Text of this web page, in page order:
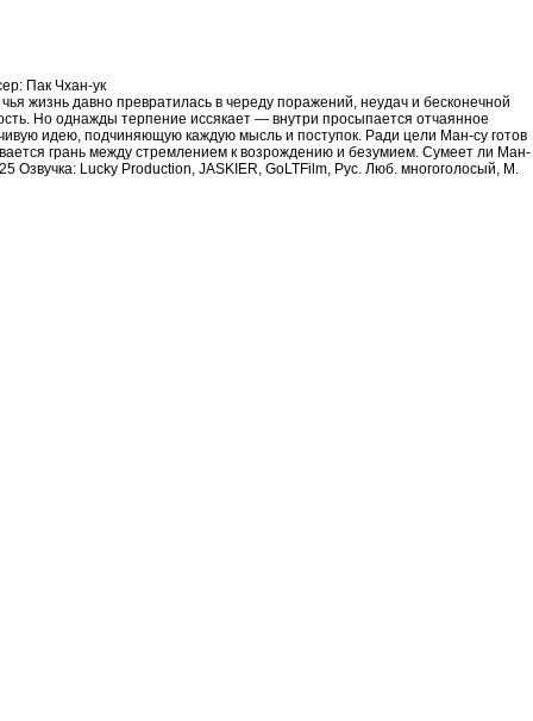
Пак Чхан-ук
давно превратилась в череду поражений, неудач и бесконечной
Но однажды терпение иссякает — внутри просыпается отчаянное
идею, подчиняющую каждую мысль и поступок. Ради цели Ман-су готов
грань между стремлением к возрождению и безумием. Сумеет ли Ман-
Озвучка: Lucky Production, JASKIER, GoLTFilm, Рус. Люб. многоголосый, М.